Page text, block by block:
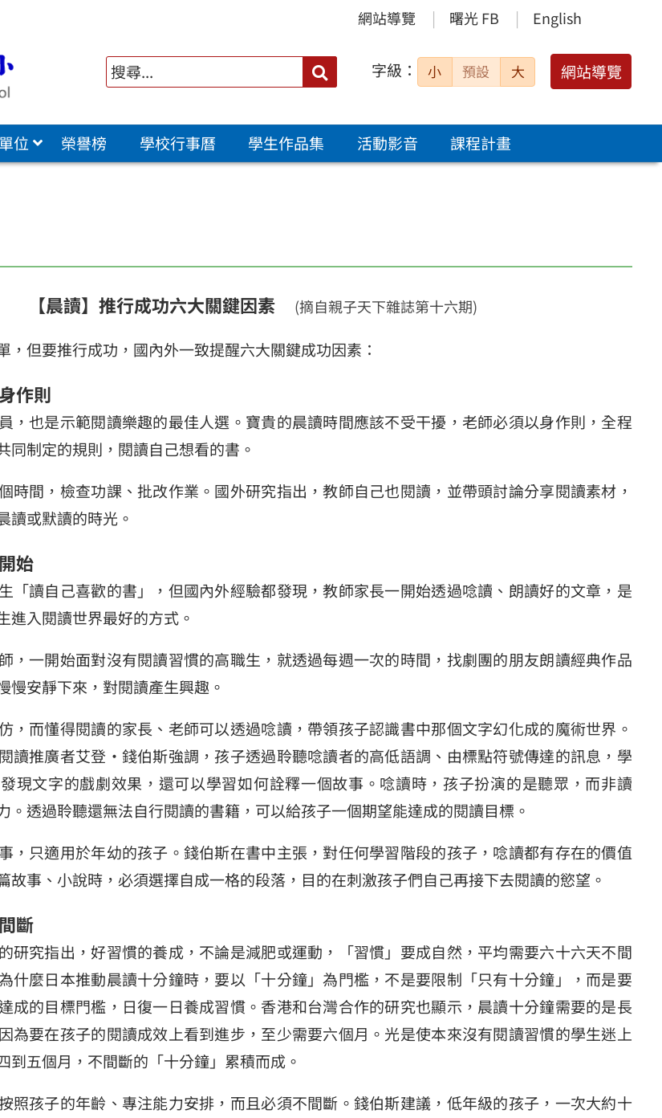
網站導覽 曙光 FB English
搜
字級： 小 預設 大 網站導覽
位 榮譽榜 學校行事曆 學生作品集 活動影音
課程計畫
【晨讀】推行成功六大關鍵因素 (摘自親子天下雜誌第十六期)
，但要推行成功，國內外一致提醒六大關鍵成功因素：
作則
，也是示範閱讀樂趣的最佳人選。寶貴的晨讀時間應該不受干擾，老師必須以身作則，全程
同制定的規則，閱讀自己想看的書。
時間，檢查功課、批改作業。國外研究指出，教師自己也閱讀，並帶頭討論分享閱讀素材，
讀或默讀的時光。
始
「讀自己喜歡的書」，但國內外經驗都發現，教師家長一開始透過唸讀、朗讀好的文章，是
進入閱讀世界最好的方式。
，一開始面對沒有閱讀習慣的高職生，就透過每週一次的時間，找劇團的朋友朗讀經典作品
慢安靜下來，對閱讀產生興趣。
，而懂得閱讀的家長、老師可以透過唸讀，帶領孩子認識書中那個文字幻化成的魔術世界。
讀推廣者艾登‧錢伯斯強調，孩子透過聆聽唸讀者的高低語調、由標點符號傳達的訊息，學
現文字的戲劇效果，還可以學習如何詮釋一個故事。唸讀時，孩子扮演的是聽眾，而非讀
。透過聆聽還無法自行閱讀的書籍，可以給孩子一個期望能達成的閱讀目標。
，只適用於年幼的孩子。錢伯斯在書中主張，對任何學習階段的孩子，唸讀都有存在的價值
故事、小說時，必須選擇自成一格的段落，目的在刺激孩子們自己再接下去閱讀的慾望。
斷
研究指出，好習慣的養成，不論是減肥或運動，「習慣」要成自然，平均需要六十六天不間
什麼日本推動晨讀十分鐘時，要以「十分鐘」為門檻，不是要限制「只有十分鐘」，而是要
成的目標門檻，日復一日養成習慣。香港和台灣合作的研究也顯示，晨讀十分鐘需要的是長
為要在孩子的閱讀成效上看到進步，至少需要六個月。光是使本來沒有閱讀習慣的學生迷上
到五個月，不間斷的「十分鐘」累積而成。
照孩子的年齡、專注能力安排，而且必須不間斷。錢伯斯建議，低年級的孩子，一次大約十